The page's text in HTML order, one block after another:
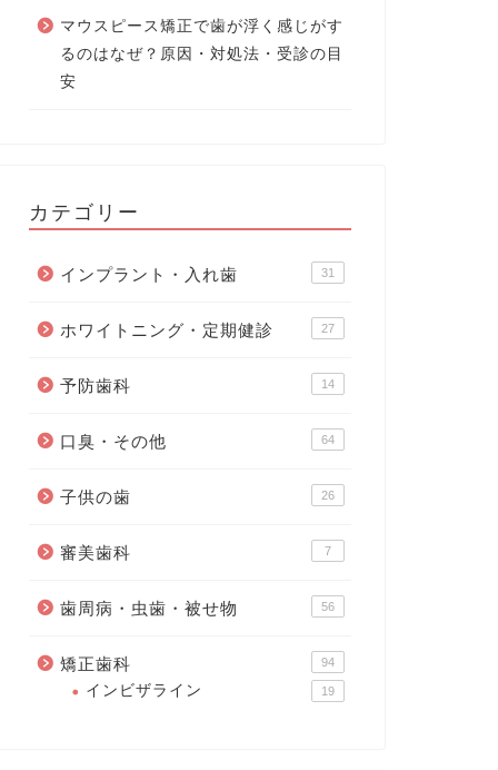
マウスピース矯正で歯が浮く感じがす
るのはなぜ？原因・対処法・受診の目
安
カテゴリー
インプラント・入れ歯 31
ホワイトニング・定期健診 27
予防歯科 14
口臭・その他 64
子供の歯 26
審美歯科 7
歯周病・虫歯・被せ物 56
矯正歯科 94
インビザライン 19